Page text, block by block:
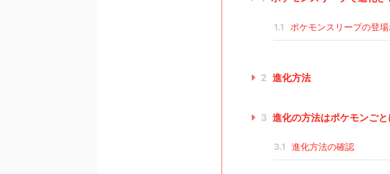
1.1 ポケモンスリープの登
2 進化方法
3 進化の方法はポケモンごと
3.1 進化方法の確認